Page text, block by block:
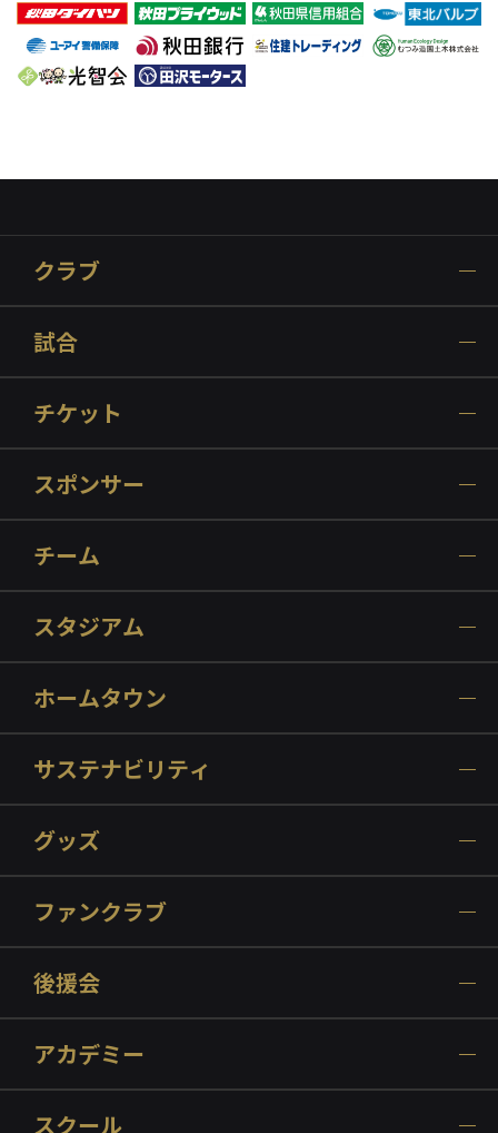
クラブ
試合
チケット
スポンサー
チーム
スタジアム
ホームタウン
サステナビリティ
グッズ
ファンクラブ
後援会
アカデミー
スクール